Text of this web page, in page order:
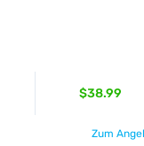
$38.99
Zum